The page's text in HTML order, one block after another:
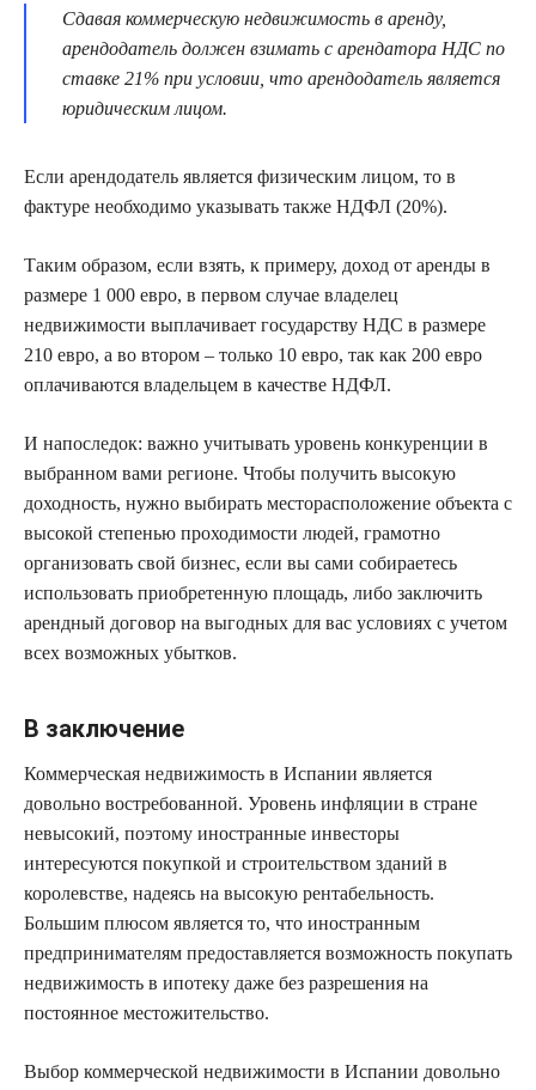
Сдавая коммерческую недвижимость в аренду,
арендодатель должен взимать с арендатора НДС по
ставке 21% при условии, что арендодатель является
юридическим лицом.
Если арендодатель является физическим лицом, то в
фактуре необходимо указывать также НДФЛ (20%).
Таким образом, если взять, к примеру, доход от аренды в
размере 1 000 евро, в первом случае владелец
недвижимости выплачивает государству НДС в размере
210 евро, а во втором – только 10 евро, так как 200 евро
оплачиваются владельцем в качестве НДФЛ.
И напоследок: важно учитывать уровень конкуренции в
выбранном вами регионе. Чтобы получить высокую
доходность, нужно выбирать месторасположение объекта с
высокой степенью проходимости людей, грамотно
организовать свой бизнес, если вы сами собираетесь
использовать приобретенную площадь, либо заключить
арендный договор на выгодных для вас условиях с учетом
всех возможных убытков.
В заключение
Коммерческая недвижимость в Испании является
довольно востребованной. Уровень инфляции в стране
невысокий, поэтому иностранные инвесторы
интересуются покупкой и строительством зданий в
королевстве, надеясь на высокую рентабельность.
Большим плюсом является то, что иностранным
предпринимателям предоставляется возможность покупать
недвижимость в ипотеку даже без разрешения на
постоянное местожительство.
Выбор коммерческой недвижимости в Испании довольно